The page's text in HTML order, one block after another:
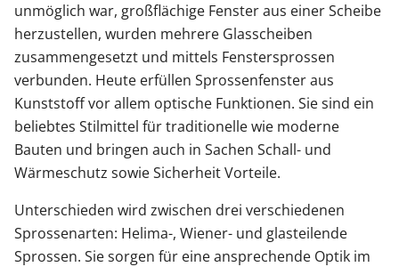
unmöglich war, großflächige Fenster aus einer Scheibe
herzustellen, wurden mehrere Glasscheiben
zusammengesetzt und mittels Fenstersprossen
verbunden. Heute erfüllen Sprossenfenster aus
Kunststoff vor allem optische Funktionen. Sie sind ein
beliebtes Stilmittel für traditionelle wie moderne
Bauten und bringen auch in Sachen Schall- und
Wärmeschutz sowie Sicherheit Vorteile.
Unterschieden wird zwischen drei verschiedenen
Sprossenarten: Helima-, Wiener- und glasteilende
Sprossen. Sie sorgen für eine ansprechende Optik im